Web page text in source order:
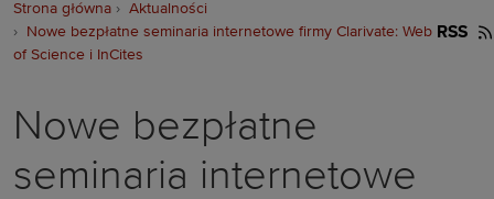
Strona główna
Aktualności
Nowe bezpłatne seminaria internetowe firmy Clarivate: Web
of Science i InCites
RSS
Nowe bezpłatne
seminaria internetowe